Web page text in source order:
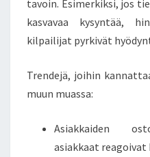
tavoin. Esimerkiksi, jos
kasvavaa kysyntää,
kilpailijat pyrkivät
Trendejä, joihin
muun muassa:
Asiakkaiden
asiakkaat